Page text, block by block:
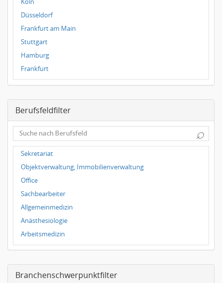
Köln
Düsseldorf
Frankfurt am Main
Stuttgart
Hamburg
Frankfurt
Dresden
Leipzig
Dortmund
Wuppertal
Hallbergmoos
Würzburg
Grünwald
Ulm
Bielefeld
Hannover
Duisburg
Berufsfeldfilter
⌕
Sekretariat
Objektverwaltung, Immobilienverwaltung
Office
Sachbearbeiter
Allgemeinmedizin
Anästhesiologie
Arbeitsmedizin
Augenheilkunde
Frauenheilkunde, Geburtshilfe
Branchenschwerpunktfilter